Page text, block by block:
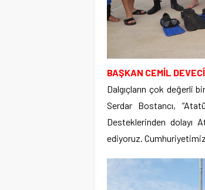
BAŞKAN CEMİL
Dalgıçların çok değerli
Serdar Bostancı,
Desteklerinden dolayı
ediyoruz.